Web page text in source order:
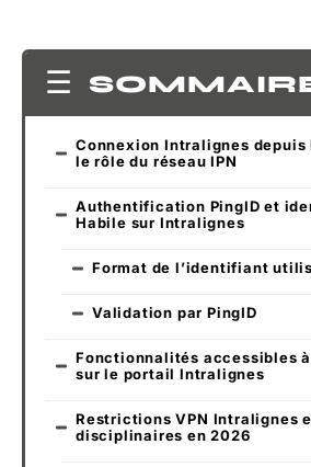
Connexion Intralignes depuis
le rôle du réseau IPN
Authentification PingID et
Habile sur Intralignes
Format de l’identifiant
Validation par PingID
Fonctionnalités accessibles
sur le portail Intralignes
Restrictions VPN Intralignes
disciplinaires en 2026